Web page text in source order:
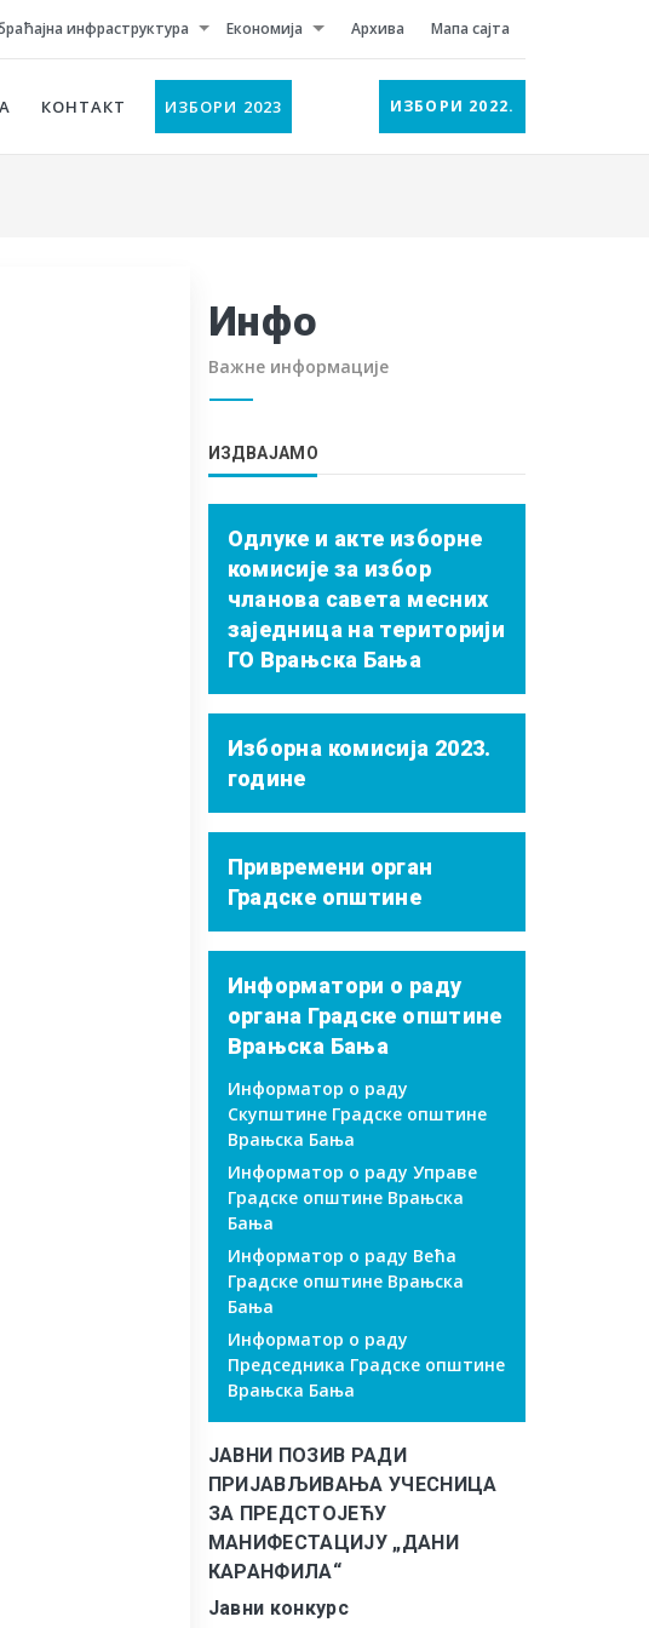
инфраструктура Економија Архива Мапа сајта
КОНТАКТ ИЗБОРИ 2023 ИЗБОРИ 2022.
Инфо
Важне информације
ИЗДВАЈАМО
Одлуке и акте изборне
комисије за избор
чланова савета месних
заједница на територији
ГО Врањска Бања
Изборна комисија 2023.
године
Привремени орган
Градске општине
Информатори о раду
органа Градске општине
Врањска Бања
Информатор о раду
Скупштине Градске општине
Врањска Бања
Информатор о раду Управе
Градске општине Врањска
Бања
Информатор о раду Већа
Градске општине Врањска
Бања
Информатор о раду
Председника Градске општине
Врањска Бања
ЈАВНИ ПОЗИВ РАДИ
ПРИЈАВЉИВАЊА УЧЕСНИЦА
ЗА ПРЕДСТОЈЕЋУ
МАНИФЕСТАЦИЈУ „ДАНИ
КАРАНФИЛА“
Јавни конкурс